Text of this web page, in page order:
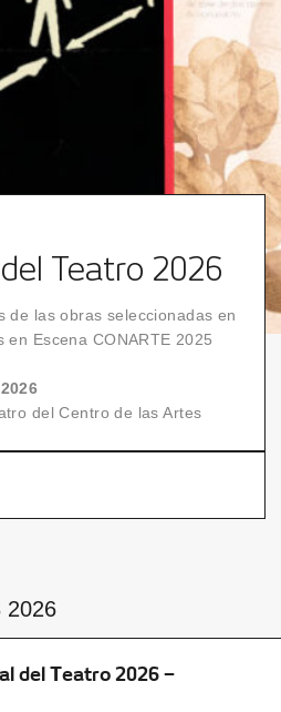
Teatro 2026
de las obras seleccionadas en
en Escena CONARTE 2025
del Centro de las Artes
2026
del Teatro 2026 –